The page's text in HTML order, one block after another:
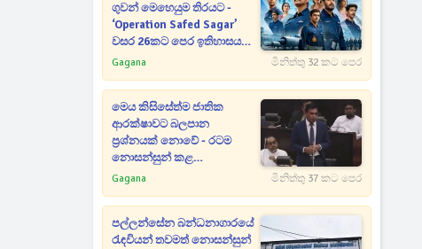
ගුවන් මෙහෙයුම තිරයට -
‘Operation Safed Sagar’
වසර 26කට පෙර ඉතිහාසය
යළි ජීවමාන කරයි
Gagana මිනිත්තු 32 කට පෙර
මෙය කිසිසේත්ම ජාතික
ආරක්ෂාවට බලපාන
ප්‍රශ්නයක් නොවේ - රටම
නොසන්සුන් කළ
බන්ධනාගාර සිද්ධි
ආරක්ෂක ඇමතිගෙන් විශේෂ
ප්‍රකාශයක්
Gagana මිනිත්තු 37 කට පෙර
පල්ලන්සේන බන්ධනාගාරයේ
රැඳවියන් තවමත් නොසන්සුන්